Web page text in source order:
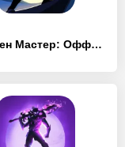
Стикмен Мастер: Оффлайн игра